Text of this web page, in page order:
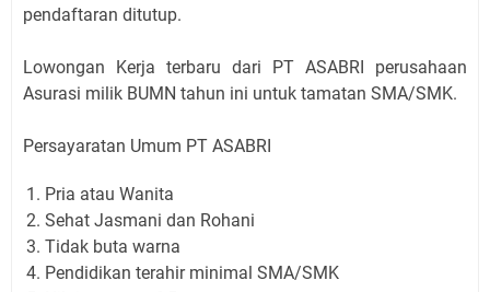
pendaftaran ditutup.
Lowongan Kerja terbaru dari PT ASABRI perusahaan
Asurasi milik BUMN tahun ini untuk tamatan SMA/SMK.
Persayaratan Umum PT ASABRI
Pria atau Wanita
Sehat Jasmani dan Rohani
Tidak buta warna
Pendidikan terahir minimal SMA/SMK